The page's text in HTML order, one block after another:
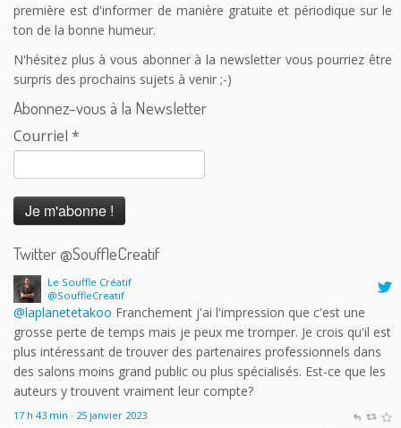
première est d'informer de manière gratuite et périodique sur le
ton de la bonne humeur.
N'hésitez plus à vous abonner à la newsletter vous pourriez être
surpris des prochains sujets à venir ;-)
Abonnez-vous à la Newsletter
Courriel *
Twitter @SouffleCreatif
Le Souffle Créatif
@SouffleCreatif
@laplanetetakoo Franchement j'ai l'impression que c'est une
grosse perte de temps mais je peux me tromper. Je crois qu'il est
plus intéressant de trouver des partenaires professionnels dans
des salons moins grand public ou plus spécialisés. Est-ce que les
auteurs y trouvent vraiment leur compte?
17 h 43 min · 25 janvier 2023